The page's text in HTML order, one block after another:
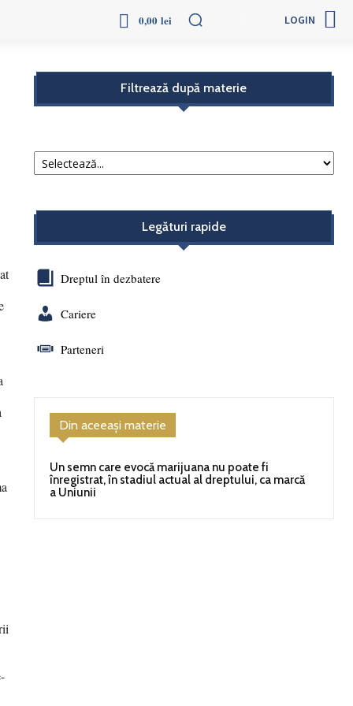
0,00 lei LOGIN
Filtrează după materie
Legături rapide
Dreptul în dezbatere
Cariere
Parteneri
Din aceeași materie
Un semn care evocă marijuana nu poate fi
înregistrat, în stadiul actual al dreptului, ca marcă
a Uniunii